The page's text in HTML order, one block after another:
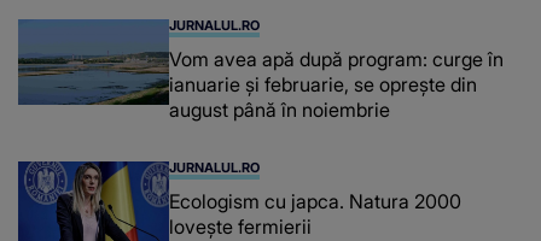
JURNALUL.RO
Vom avea apă după program: curge în
ianuarie și februarie, se oprește din
august până în noiembrie
JURNALUL.RO
Ecologism cu japca. Natura 2000
lovește fermierii